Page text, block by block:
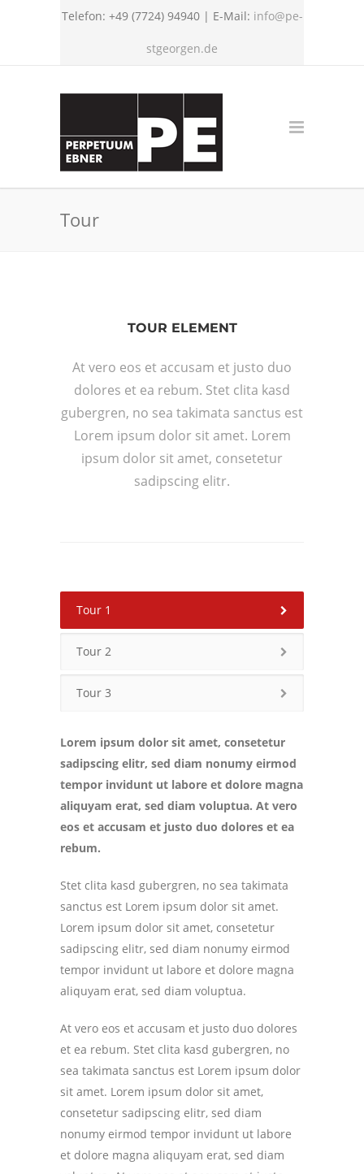
Telefon: +49 (7724) 94940 | E-Mail: info@pe-
stgeorgen.de
Tour
TOUR ELEMENT
At vero eos et accusam et justo duo
dolores et ea rebum. Stet clita kasd
gubergren, no sea takimata sanctus est
Lorem ipsum dolor sit amet. Lorem
ipsum dolor sit amet, consetetur
sadipscing elitr.
Tour 1
Tour 2
Tour 3
Lorem ipsum dolor sit amet, consetetur
sadipscing elitr, sed diam nonumy eirmod
tempor invidunt ut labore et dolore magna
aliquyam erat, sed diam voluptua. At vero
eos et accusam et justo duo dolores et ea
rebum.
Stet clita kasd gubergren, no sea takimata
sanctus est Lorem ipsum dolor sit amet.
Lorem ipsum dolor sit amet, consetetur
sadipscing elitr, sed diam nonumy eirmod
tempor invidunt ut labore et dolore magna
aliquyam erat, sed diam voluptua.
At vero eos et accusam et justo duo dolores
et ea rebum. Stet clita kasd gubergren, no
sea takimata sanctus est Lorem ipsum dolor
sit amet. Lorem ipsum dolor sit amet,
consetetur sadipscing elitr, sed diam
nonumy eirmod tempor invidunt ut labore
et dolore magna aliquyam erat, sed diam